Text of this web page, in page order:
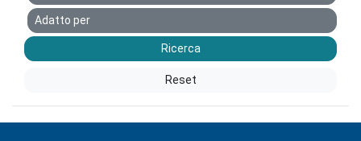
Adatto per
Ricerca
Reset